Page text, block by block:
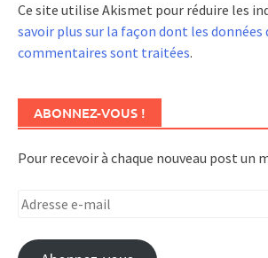
Ce site utilise Akismet pour réduire les
savoir plus sur la façon dont les données
commentaires sont traitées.
ABONNEZ-VOUS !
Pour recevoir à chaque nouveau post un
Adresse
mail